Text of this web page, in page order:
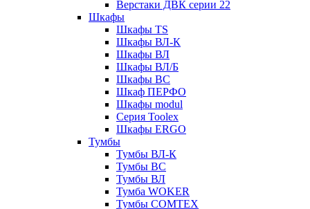
Верстаки ДВК серии 22
Шкафы
Шкафы TS
Шкафы ВЛ-К
Шкафы ВЛ
Шкафы ВЛ/Б
Шкафы ВС
Шкаф ПЕРФО
Шкафы modul
Серия Toolex
Шкафы ERGO
Тумбы
Тумбы ВЛ-К
Тумбы ВС
Тумбы ВЛ
Тумба WOKER
Тумбы COMTEX